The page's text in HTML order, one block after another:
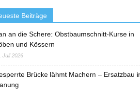
Beiträge
an die Schere: Obstbaumschnitt-Kurse in
und Kössern
Juli 2026
Brücke lähmt Machern – Ersatzbau